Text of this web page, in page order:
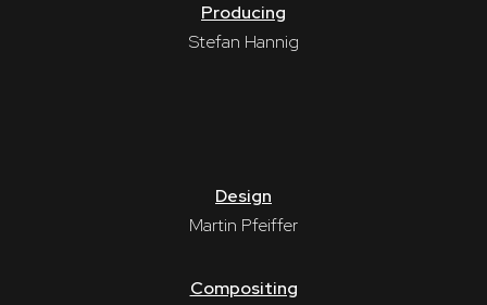
Producing
Stefan Hannig
Design
Martin Pfeiffer
Compositing